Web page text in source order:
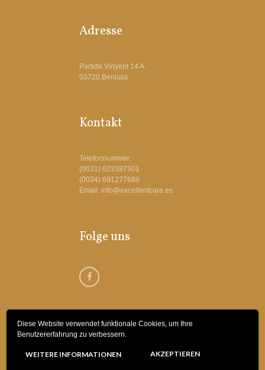
Diese Website verwendet funktionale Cookies, um Ihre
Benutzererfahrung zu verbessern.
WEITERE INFORMATIONEN AKZEPTIEREN
Adresse
Partida Vinyent 14 A.
03720 Benissa
Kontakt
Telefonnummer:
(0031) 623387301
(0034) 691277688
Email: info@excellentcare.es
Folge uns
© 2018 Excellent Care Spanje | Webdesign